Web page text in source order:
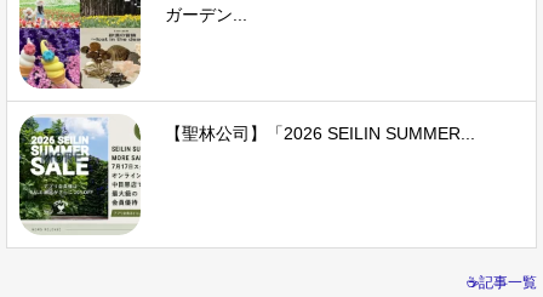
ガーデン...
【聖林公司】「2026 SEILIN SUMMER...
☕記事一覧